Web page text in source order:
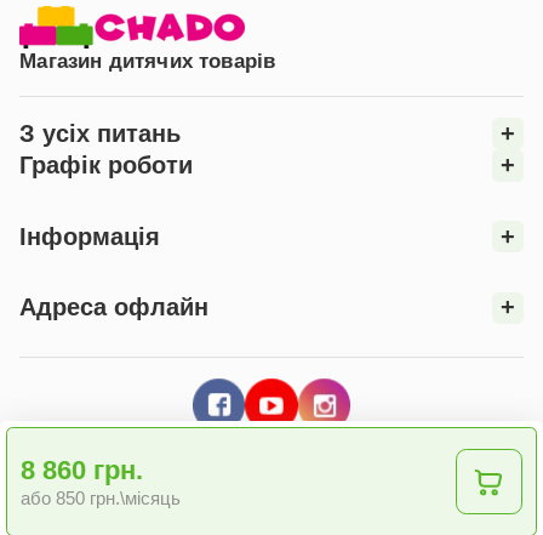
8 860 грн.
або 850 грн.\місяць
Магазин дитячих товарів
З усіх питань
+
Графік роботи
+
Інформація +
Адреса офлайн +
© 2026 Інтернет - магазин "CHADO"